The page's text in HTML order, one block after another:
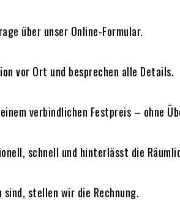
über unser Online-Formular.
vor Ort und besprechen alle Details.
verbindlichen Festpreis – ohne
schnell und hinterlässt die
stellen wir die Rechnung.